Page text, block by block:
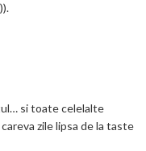
si toate celelalte
zile lipsa de la taste